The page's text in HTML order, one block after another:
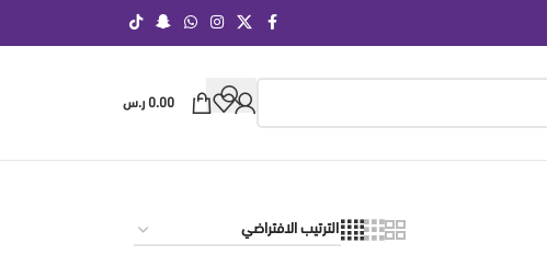
0.00 ر.س